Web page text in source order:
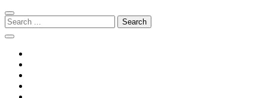
Skip
to
navigation
Skip
to
content
Search
for: